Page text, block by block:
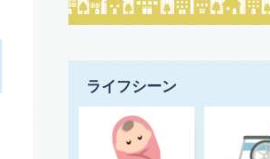
ライフシーン